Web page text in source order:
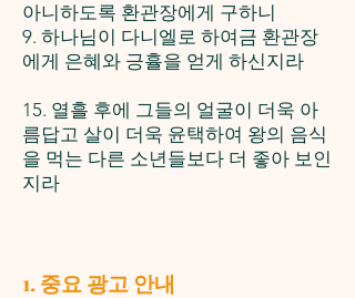
아니하도록 환관장에게 구하니
9. 하나님이 다니엘로 하여금 환관장
에게 은혜와 긍휼을 얻게 하신지라
15. 열흘 후에 그들의 얼굴이 더욱 아
름답고 살이 더욱 윤택하여 왕의 음식
을 먹는 다른 소년들보다 더 좋아 보인
지라
1. 중요 광고 안내